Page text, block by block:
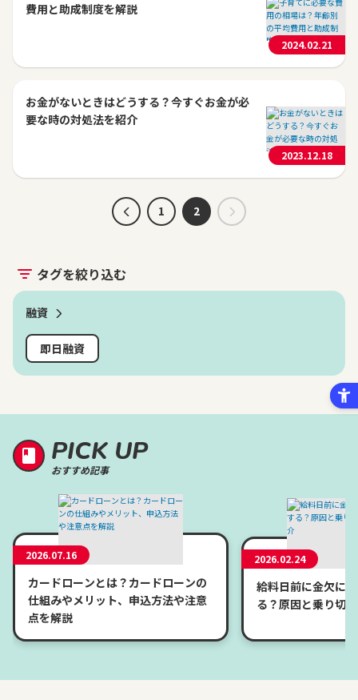
費用と助成制度を解説
2024.02.21
お金がないときはどうする？今すぐお金が必
要な時の対処法を紹介
2023.12.18
1 2
タグを絞り込む
融資
即日融資
PICK UP
おすすめ記事
2026.07.16
カードローンとは？カードローンの
仕組みやメリット、申込方法や注意
点を解説
2026.02.24
給料日前に金欠に
る？原因と乗り切